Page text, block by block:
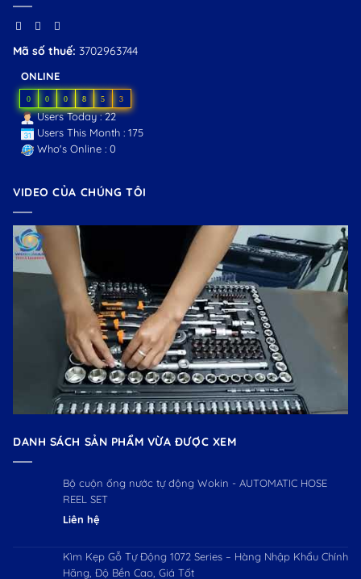
Mã số thuế: 3702963744
ONLINE
0 0 0 8 5 3
Users Today : 22
Users This Month : 175
Who's Online : 0
VIDEO CỦA CHÚNG TÔI
DANH SÁCH SẢN PHẨM VỪA ĐƯỢC XEM
Bộ cuộn ống nước tự động Wokin - AUTOMATIC HOSE
REEL SET
Liên hệ
Kìm Kẹp Gỗ Tự Động 1072 Series – Hàng Nhập Khẩu Chính
Hãng, Độ Bền Cao, Giá Tốt